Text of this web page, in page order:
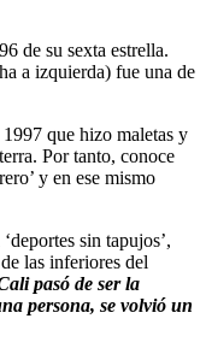
de su sexta estrella.
a izquierda) fue una de
1997 que hizo maletas y
Por tanto, conoce
y en ese mismo
sin tapujos’,
las inferiores del
pasó de ser la
persona, se volvió un